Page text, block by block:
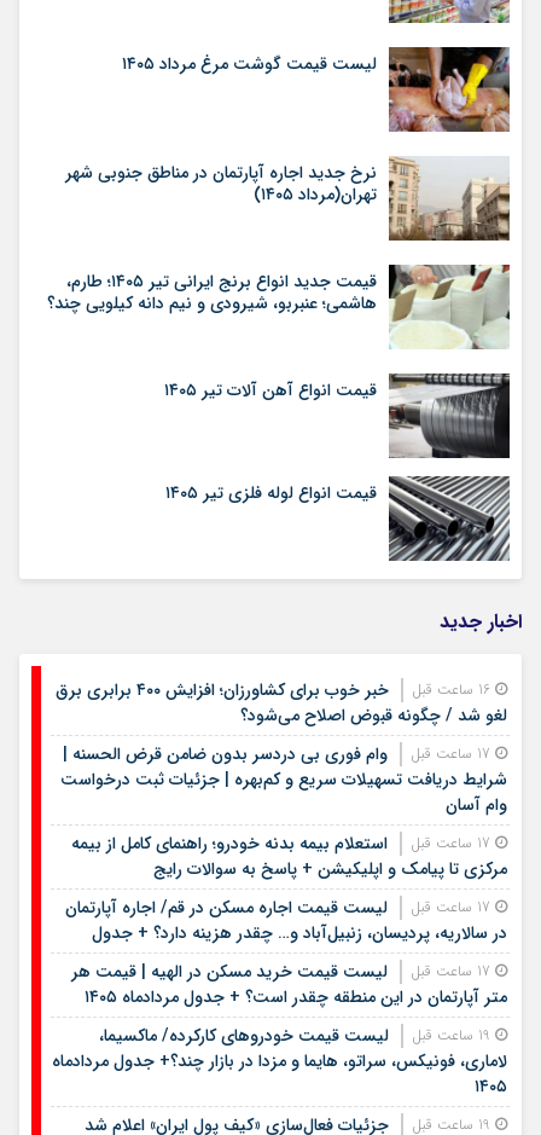
لیست قیمت گوشت مرغ مرداد ۱۴۰۵
نرخ جدید اجاره آپارتمان در مناطق جنوبی شهر
تهران(مرداد ۱۴۰۵)
قیمت جدید انواع برنج ایرانی تیر ۱۴۰۵؛ طارم،
هاشمی؛ عنبربو، شیرودی و نیم دانه کیلویی چند؟
قیمت انواع آهن آلات تیر ۱۴۰۵
قیمت انواع لوله فلزی تیر ۱۴۰۵
اخبار جدید
خبر خوب برای کشاورزان؛ افزایش ۴۰۰ برابری برق
لغو شد / چگونه قبوض اصلاح می‌شود؟
وام فوری بی دردسر بدون ضامن قرض الحسنه |
شرایط دریافت تسهیلات سریع و کم‌بهره | جزئیات ثبت درخواست
وام آسان
استعلام بیمه بدنه خودرو؛ راهنمای کامل از بیمه
مرکزی تا پیامک و اپلیکیشن + پاسخ به سوالات رایج
لیست قیمت اجاره مسکن در قم/ اجاره آپارتمان
در سالاریه، پردیسان، زنبیل‌آباد و… چقدر هزینه دارد؟ + جدول
لیست قیمت خرید مسکن در الهیه | قیمت هر
متر آپارتمان در این منطقه چقدر است؟ + جدول مردادماه ۱۴۰۵
لیست قیمت خودروهای کارکرده/ ماکسیما،
لاماری، فونیکس، سراتو، هایما و مزدا در بازار چند؟+ جدول مردادماه
۱۴۰۵
جزئیات فعال‌سازی «کیف پول ایران» اعلام شد